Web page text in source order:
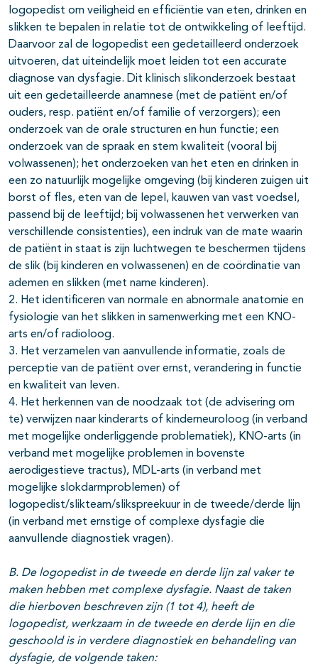
logopedist om veiligheid en efficiëntie van eten, drinken en
slikken te bepalen in relatie tot de ontwikkeling of leeftijd.
Daarvoor zal de logopedist een gedetailleerd onderzoek
uitvoeren, dat uiteindelijk moet leiden tot een accurate
diagnose van dysfagie. Dit klinisch slikonderzoek bestaat
uit een gedetailleerde anamnese (met de patiënt en/of
ouders, resp. patiënt en/of familie of verzorgers); een
onderzoek van de orale structuren en hun functie; een
onderzoek van de spraak en stem kwaliteit (vooral bij
volwassenen); het onderzoeken van het eten en drinken in
een zo natuurlijk mogelijke omgeving (bij kinderen zuigen uit
borst of fles, eten van de lepel, kauwen van vast voedsel,
passend bij de leeftijd; bij volwassenen het verwerken van
verschillende consistenties), een indruk van de mate waarin
de patiënt in staat is zijn luchtwegen te beschermen tijdens
de slik (bij kinderen en volwassenen) en de coördinatie van
ademen en slikken (met name kinderen).
2. Het identificeren van normale en abnormale anatomie en
fysiologie van het slikken in samenwerking met een KNO-
arts en/of radioloog.
3. Het verzamelen van aanvullende informatie, zoals de
perceptie van de patiënt over ernst, verandering in functie
en kwaliteit van leven.
4. Het herkennen van de noodzaak tot (de advisering om
te) verwijzen naar kinderarts of kinderneuroloog (in verband
met mogelijke onderliggende problematiek), KNO-arts (in
verband met mogelijke problemen in bovenste
aerodigestieve tractus), MDL-arts (in verband met
mogelijke slokdarmproblemen) of
logopedist/slikteam/slikspreekuur in de tweede/derde lijn
(in verband met ernstige of complexe dysfagie die
aanvullende diagnostiek vragen).
B. De logopedist in de tweede en derde lijn zal vaker te
maken hebben met complexe dysfagie. Naast de taken
die hierboven beschreven zijn (1 tot 4), heeft de
logopedist, werkzaam in de tweede en derde lijn en die
geschoold is in verdere diagnostiek en behandeling van
dysfagie, de volgende taken: